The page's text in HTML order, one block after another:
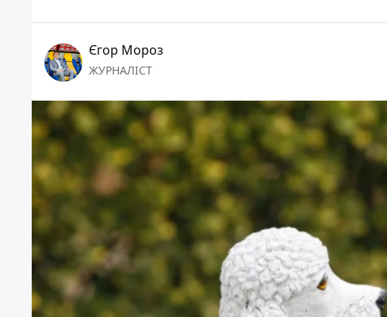
Єгор Мороз
ЖУРНАЛІСТ